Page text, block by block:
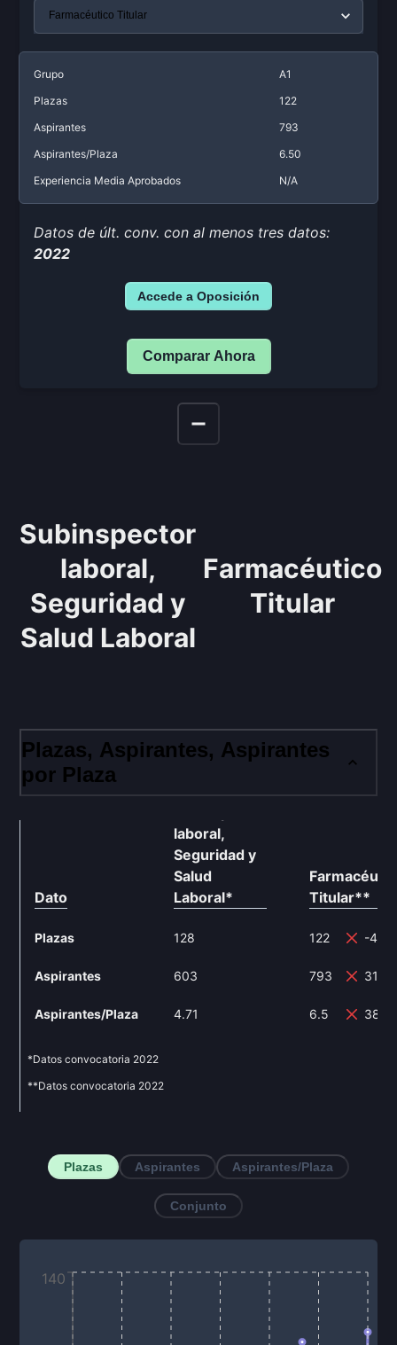
Grupo
A1
Plazas
122
Aspirantes
793
Aspirantes/Plaza
6.50
Experiencia Media Aprobados
N/A
Datos de últ. conv. con al menos tres datos:
2022
Accede a Oposición
Comparar Ahora
Subinspector
laboral,
Seguridad y
Salud Laboral
Farmacéutico
Titular
Plazas, Aspirantes, Aspirantes
por Plaza
Dato
laboral,
Seguridad y
Salud
Laboral*
Plazas 128
Aspirantes 603
Aspirantes/Plaza 4.71
Titular**
122 -
793
6.5 38%
*Datos convocatoria 2022
**Datos convocatoria 2022
Plazas Aspirantes Aspirantes/Plaza
Conjunto
140